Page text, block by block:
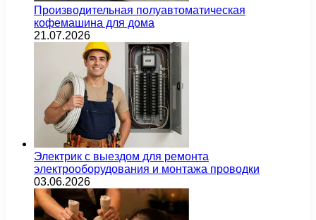
Производительная полуавтоматическая
кофемашина для дома
21.07.2026
Электрик с выездом для ремонта
электрооборудования и монтажа проводки
03.06.2026